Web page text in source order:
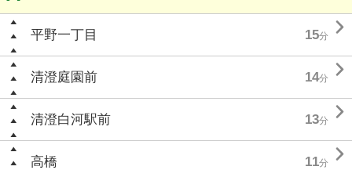
平野一丁目 15分 
清澄庭園前 14分 
清澄白河駅前 13分 
高橋 11分 